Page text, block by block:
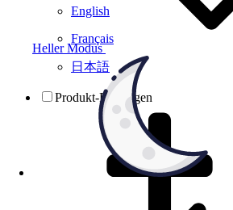
Heller Modus
English
Français
日本語
Produkt-Prüfungen